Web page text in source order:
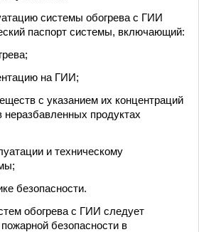
системы обогрева с ГИИ
паспорт системы, включающий:
на ГИИ;
с указанием их концентраций
продуктах
и техническому
безопасности.
обогрева с ГИИ следует
безопасности в